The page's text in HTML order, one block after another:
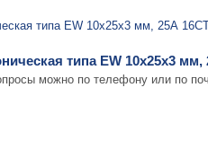
типа EW 10х25х3
можно по телефону или по